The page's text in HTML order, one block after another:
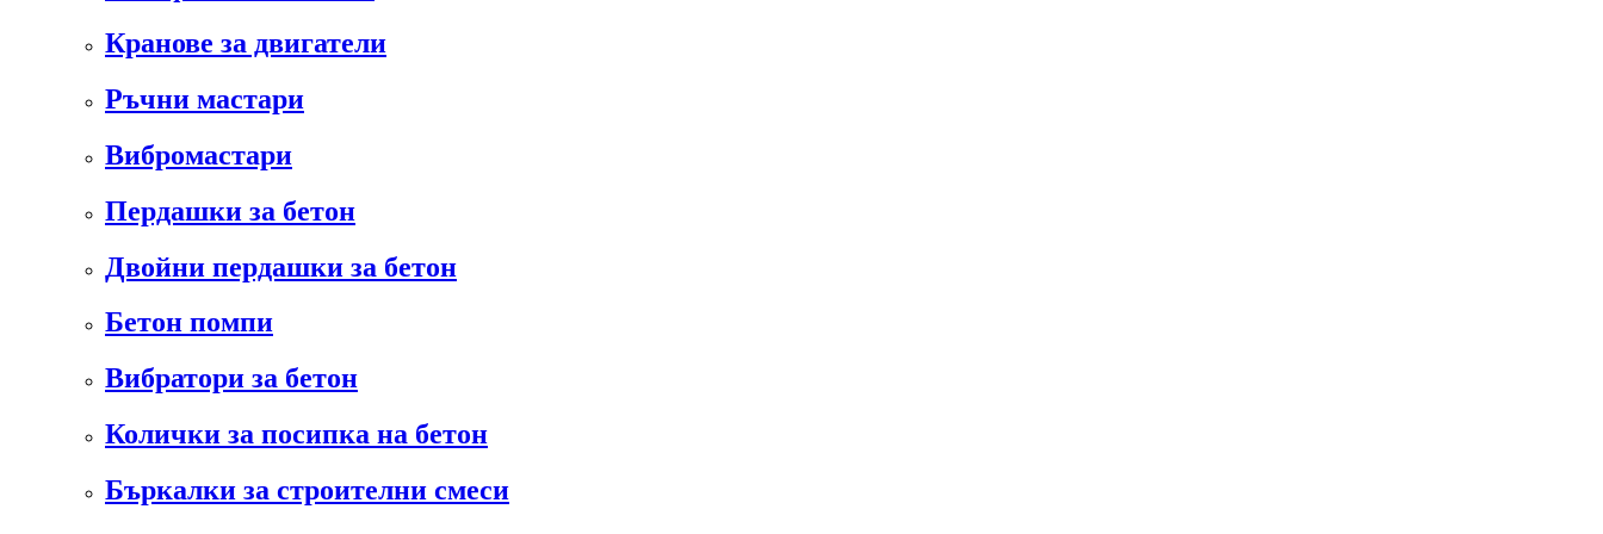
Кранове за двигатели
Ръчни мастари
Вибромастари
Пердашки за бетон
Двойни пердашки за бетон
Бетон помпи
Вибратори за бетон
Колички за посипка на бетон
Бъркалки за строителни смеси